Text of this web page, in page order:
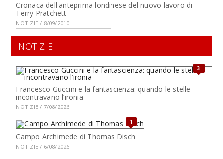
Cronaca dell'anteprima londinese del nuovo lavoro di
Terry Pratchett
NOTIZIE / 8/09/2010
NOTIZIE
3
Francesco Guccini e la fantascienza: quando le stelle
incontravano l’ironia
NOTIZIE / 7/08/2026
1
Campo Archimede di Thomas Disch
NOTIZIE / 6/08/2026